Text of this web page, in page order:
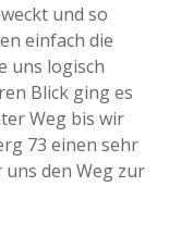
und so
einfach die
uns logisch
Blick ging es
Weg bis wir
73 einen sehr
den Weg zur